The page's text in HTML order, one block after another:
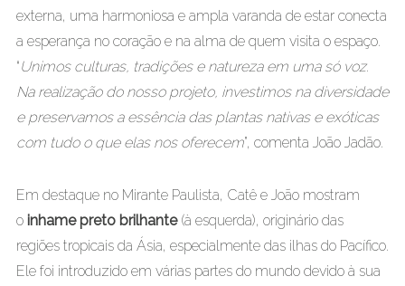
externa, uma harmoniosa e ampla varanda de estar conecta
a esperança no coração e na alma de quem visita o espaço.
“Unimos culturas, tradições e natureza em uma só voz.
Na realização do nosso projeto, investimos na diversidade
e preservamos a essência das plantas nativas e exóticas
com tudo o que elas nos oferecem”, comenta João Jadão.
Em destaque no Mirante Paulista, Catê e João mostram
oinhame preto brilhante(à esquerda), originário das
regiões tropicais da Ásia, especialmente das ilhas do Pacífico.
Ele foi introduzido em várias partes do mundo devido à sua